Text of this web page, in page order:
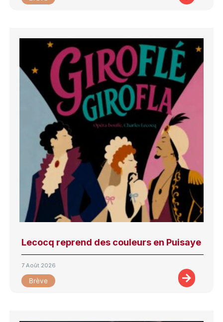
Lecocq reprend des couleurs en Puisaye
7 Août 2026
Brève